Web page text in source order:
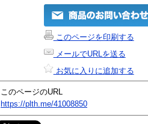
このページを印刷する
メールでURLを送る
お気に入りに追加する
このページのURL
https://plth.me/41008850